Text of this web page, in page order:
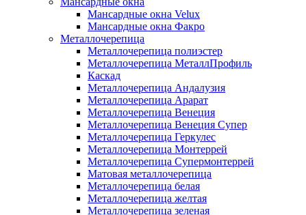
Мансардные окна Velux
Мансардные окна Факро
Металлочерепица
Металлочерепица полиэстер
Металлочерепица МеталлПрофиль
Каскад
Металлочерепица Андалузия
Металлочерепица Арарат
Металлочерепица Венеция
Металлочерепица Венеция Супер
Металлочерепица Геркулес
Металлочерепица Монтеррей
Металлочерепица Супермонтеррей
Матовая металлочерепица
Металлочерепица белая
Металлочерепица желтая
Металлочерепица зеленая